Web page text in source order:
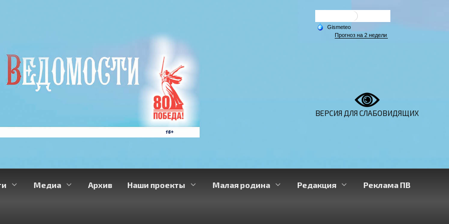
ВЕРСИЯ ДЛЯ СЛАБОВИДЯЩИХ
Медиа Архив Наши проекты Малая родина Редакция Реклама ПВ